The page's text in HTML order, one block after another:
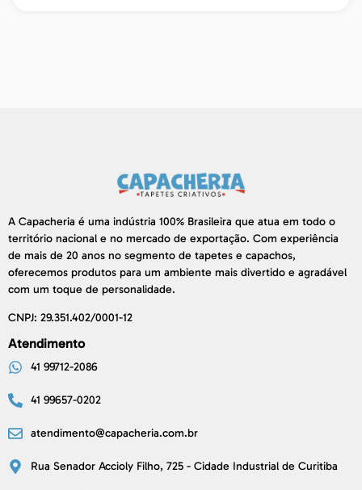
A Capacheria é uma indústria 100% Brasileira que atua em todo o
território nacional e no mercado de exportação. Com experiência
de mais de 20 anos no segmento de tapetes e capachos,
oferecemos produtos para um ambiente mais divertido e agradável
com um toque de personalidade.
CNPJ: 29.351.402/0001-12
Atendimento
41 99712-2086
41 99657-0202
atendimento@capacheria.com.br
Rua Senador Accioly Filho, 725 - Cidade Industrial de Curitiba